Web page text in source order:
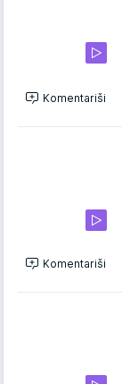
Komentariši
Komentariši